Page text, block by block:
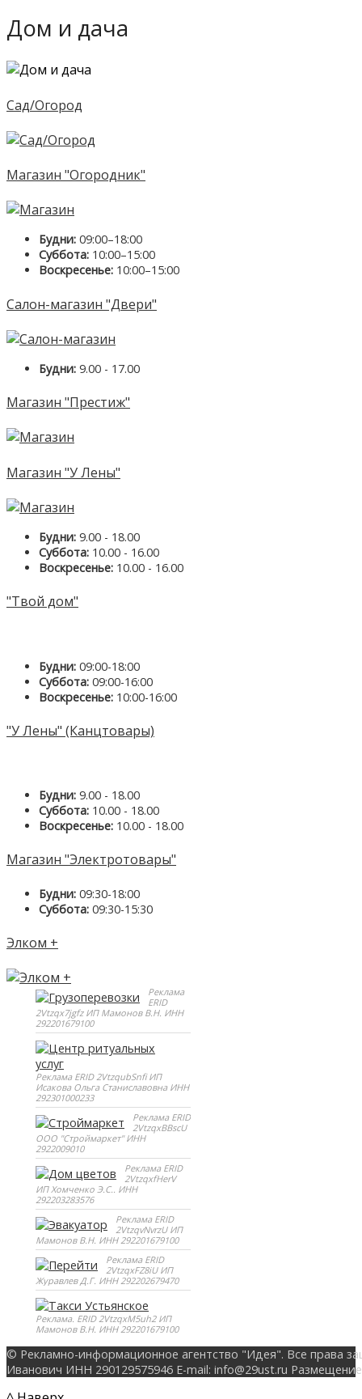
Дом и дача
Сад/Огород
Магазин "Огородник"
Будни: 09:00–18:00
Суббота: 10:00–15:00
Воскресенье: 10:00–15:00
Салон-магазин "Двери"
Будни: 9.00 - 17.00
Магазин "Престиж"
Магазин "У Лены"
Будни: 9.00 - 18.00
Суббота: 10.00 - 16.00
Воскресенье: 10.00 - 16.00
"Твой дом"
Будни: 09:00-18:00
Суббота: 09:00-16:00
Воскресенье: 10:00-16:00
"У Лены" (Канцтовары)
Будни: 9.00 - 18.00
Суббота: 10.00 - 18.00
Воскресенье: 10.00 - 18.00
Магазин "Электротовары"
Будни: 09:30-18:00
Суббота: 09:30-15:30
Элком +
Реклама
ERID
2Vtzqx7jgfz ИП Мамонов В.Н. ИНН
292201679100
Реклама ERID 2VtzqubSnfi ИП
Исакова Ольга Станиславовна ИНН
292301000233
Реклама ERID
2VtzqxBBscU
ООО "Строймаркет" ИНН
2922009010
Реклама ERID
2VtzqxfHerV
ИП Хомченко Э.С.. ИНН
292203283576
Реклама ERID
2VtzqvNvrzU ИП
Мамонов В.Н. ИНН 292201679100
Реклама ERID
2VtzqxFZ8iU ИП
Журавлев Д.Г. ИНН 292202679470
Реклама. ERID 2VtzqxM5uh2 ИП
Мамонов В.Н. ИНН 292201679100
© Рекламно-информационное агентство "Идея". Все права
Иванович ИНН 290129575946 E-mail: info@29ust.ru